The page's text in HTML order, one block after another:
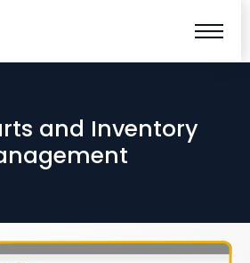
and Inventory